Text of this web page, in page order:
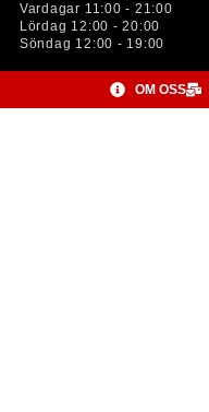
Vardagar 11:00 - 21:00
Lördag 12:00 - 20:00
Söndag 12:00 - 19:00
OM OSS